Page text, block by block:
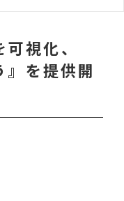
視化、
を提供開